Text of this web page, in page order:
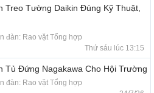
Treo Tường Daikin Đúng Kỹ Thuật,
đàn: Rao vặt Tổng hợp
Thứ sáu lúc 13:15
Tủ Đứng Nagakawa Cho Hội Trường
đàn: Rao vặt Tổng hợp